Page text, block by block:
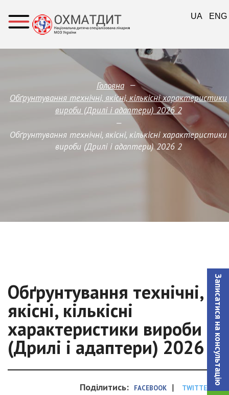
Записатися на консультацiю
Головна —
Обґрунтування технічні, якісні, кількісні характеристики
вироби (Дрилі і адаптери) 2026 2
—
Обґрунтування технічні, якісні, кількісні характеристики
вироби (Дрилі і адаптери) 2026 2
Обґрунтування технічні,
якісні, кількісні
характеристики вироби
(Дрилі і адаптери) 2026 2
Поділитись: FACEBOOK | TWITTER
UA ENG